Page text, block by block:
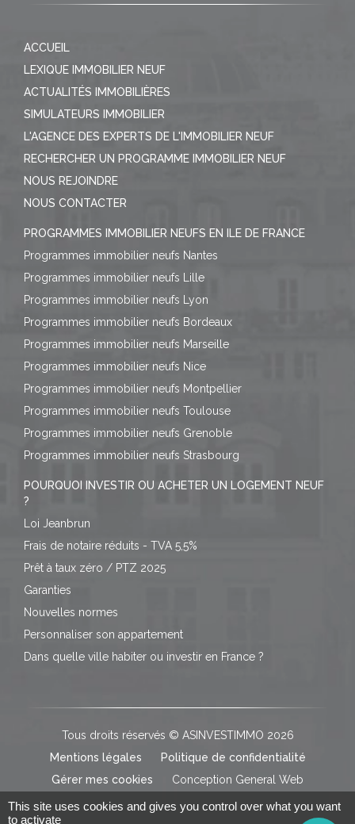
ACCUEIL
LEXIQUE IMMOBILIER NEUF
ACTUALITÉS IMMOBILIÈRES
SIMULATEURS IMMOBILIER
L'AGENCE DES EXPERTS DE L'IMMOBILIER NEUF
RECHERCHER UN PROGRAMME IMMOBILIER NEUF
NOUS REJOINDRE
NOUS CONTACTER
PROGRAMMES IMMOBILIER NEUFS EN ILE DE FRANCE
Programmes immobilier neufs Nantes
Programmes immobilier neufs Lille
Programmes immobilier neufs Lyon
Programmes immobilier neufs Bordeaux
Programmes immobilier neufs Marseille
Programmes immobilier neufs Nice
Programmes immobilier neufs Montpellier
Programmes immobilier neufs Toulouse
Programmes immobilier neufs Grenoble
Programmes immobilier neufs Strasbourg
POURQUOI INVESTIR OU ACHETER UN LOGEMENT NEUF
?
Loi Jeanbrun
Frais de notaire réduits - TVA 5,5%
Prêt à taux zéro / PTZ 2025
Garanties
Nouvelles normes
Personnaliser son appartement
Dans quelle ville habiter ou investir en France ?
Tous droits réservés © ASINVESTIMMO 2026
Mentions légales
Politique de confidentialité
Gérer mes cookies
Conception General Web
This site uses cookies and gives you control over what you want
to activate